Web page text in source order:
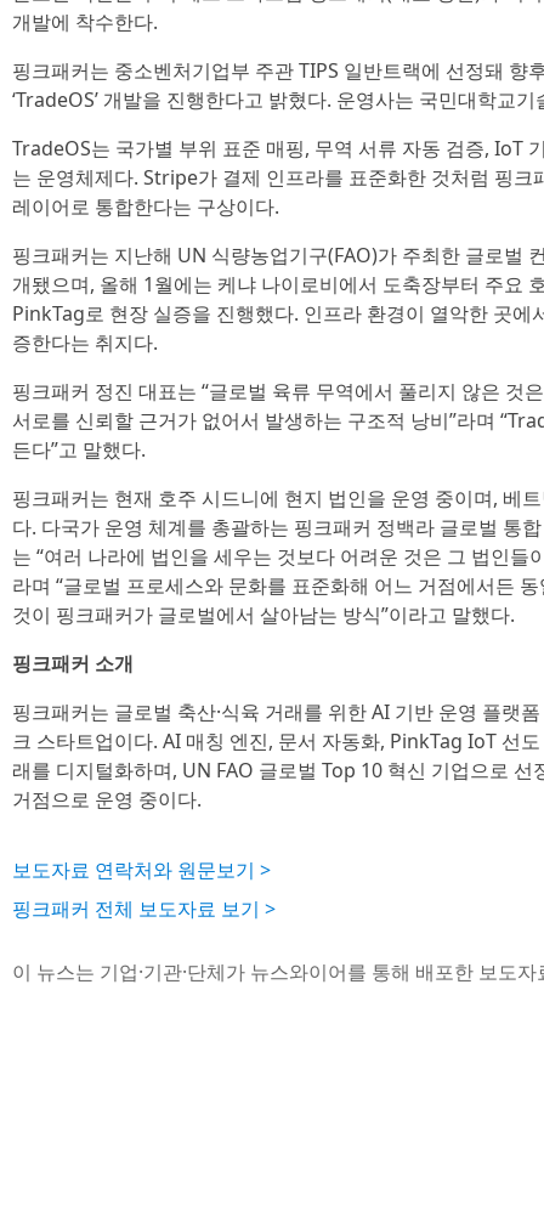
개발에 착수한다.
핑크패커는 중소벤처기업부 주관 TIPS 일반트랙에 선정돼 향
‘TradeOS’ 개발을 진행한다고 밝혔다. 운영사는 국민대학교기
TradeOS는 국가별 부위 표준 매핑, 무역 서류 자동 검증, IoT
는 운영체제다. Stripe가 결제 인프라를 표준화한 것처럼 핑
레이어로 통합한다는 구상이다.
핑크패커는 지난해 UN 식량농업기구(FAO)가 주최한 글로벌
개됐으며, 올해 1월에는 케냐 나이로비에서 도축장부터 주요
PinkTag로 현장 실증을 진행했다. 인프라 환경이 열악한 곳
증한다는 취지다.
핑크패커 정진 대표는 “글로벌 육류 무역에서 풀리지 않은 것
서로를 신뢰할 근거가 없어서 발생하는 구조적 낭비”라며
든다”고 말했다.
핑크패커는 현재 호주 시드니에 현지 법인을 운영 중이며, 베
다. 다국가 운영 체계를 총괄하는 핑크패커 정백라 글로벌
는 “여러 나라에 법인을 세우는 것보다 어려운 것은 그 법인들
라며 “글로벌 프로세스와 문화를 표준화해 어느 거점에서든
것이 핑크패커가 글로벌에서 살아남는 방식”이라고 말했다.
핑크패커 소개
핑크패커는 글로벌 축산·식육 거래를 위한 AI 기반 운영 플랫
크 스타트업이다. AI 매칭 엔진, 문서 자동화, PinkTag IoT 선
래를 디지털화하며, UN FAO 글로벌 Top 10 혁신 기업으로
거점으로 운영 중이다.
보도자료 연락처와 원문보기 >
핑크패커 전체 보도자료 보기 >
이 뉴스는 기업·기관·단체가 뉴스와이어를 통해 배포한 보도